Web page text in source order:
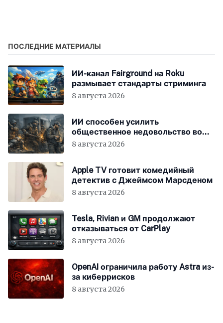
ПОСЛЕДНИЕ МАТЕРИАЛЫ
ИИ-канал Fairground на Roku
размывает стандарты стриминга
8 августа 2026
ИИ способен усилить
общественное недовольство во
всём мире
8 августа 2026
Apple TV готовит комедийный
детектив с Джеймсом Марсденом
8 августа 2026
Tesla, Rivian и GM продолжают
отказываться от CarPlay
8 августа 2026
OpenAI ограничила работу Astra из-
за киберрисков
8 августа 2026